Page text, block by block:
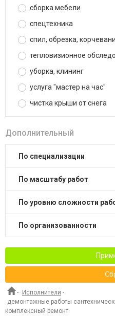
сборка мебели
спецтехника
спил, обрезка,
тепловизионное
уборка, клининг
услуга "мастер на час"
чистка крыши от снега
Дополнительный
по специализации
по масштабу работ
по уровню сложности
по организованности
- Исполнители -
демонтажные работы
комплексный ремонт